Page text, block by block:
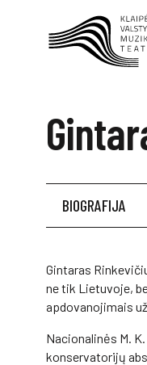
BIOGRAFIJA
Gintaras
ne tik Lietuvoje,
apdovanojimais
Nacionalinės M.
konservatorijų